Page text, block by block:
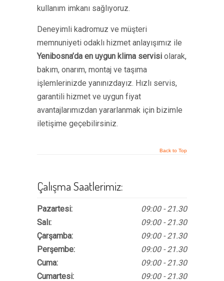
kullanım imkanı sağlıyoruz.
Deneyimli kadromuz ve müşteri
memnuniyeti odaklı hizmet anlayışımız ile
Yenibosna’da en uygun klima servisi olarak,
bakım, onarım, montaj ve taşıma
işlemlerinizde yanınızdayız. Hızlı servis,
garantili hizmet ve uygun fiyat
avantajlarımızdan yararlanmak için bizimle
iletişime geçebilirsiniz.
Back to Top
Çalışma Saatlerimiz:
Pazartesi:
Salı:
Çarşamba:
Perşembe:
Cuma:
Cumartesi:
09:00 - 21.30
09:00 - 21.30
09:00 - 21.30
09:00 - 21.30
09:00 - 21.30
09:00 - 21.30